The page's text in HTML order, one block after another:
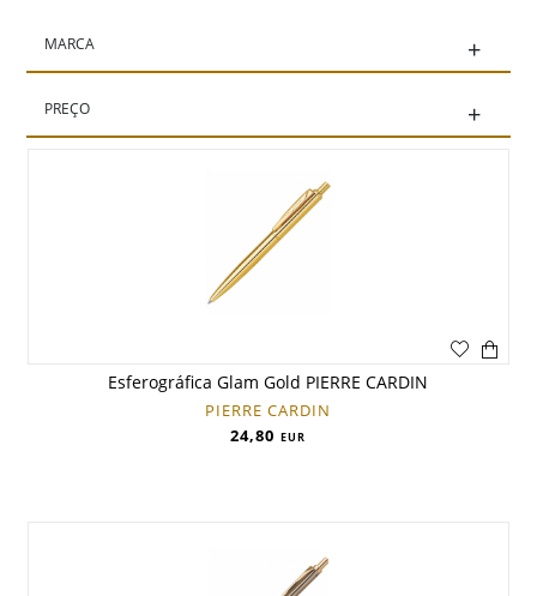
MARCA +
PREÇO +
Esferográfica Glam Gold PIERRE CARDIN
PIERRE CARDIN
24,80 EUR